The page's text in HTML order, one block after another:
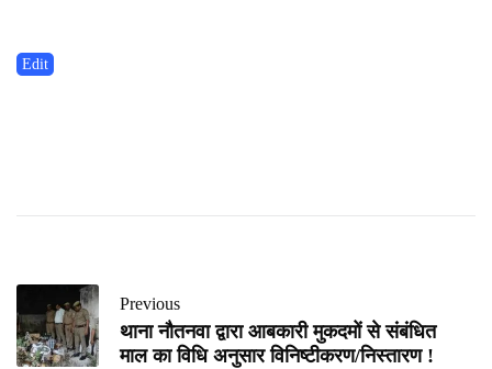
Edit
Previous
थाना नौतनवा द्वारा आबकारी मुकदमों से संबंधित
माल का विधि अनुसार विनिष्टीकरण/निस्तारण !